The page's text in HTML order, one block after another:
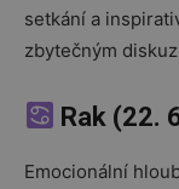
setkání a
zbytečným
Rak (22.
Emocionální